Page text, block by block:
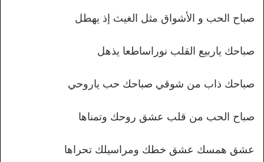
صباح الحب و الأشواق مثل الغيث إذ يهطل
صباحك ياربيع القلب نوراساطعا يذهل
صباحك ذاب من شوقي صباحك حب ياروحي
صباح الحب من قلب عشق روحك وتمناها
عشق همسك عشق خطك ومراسيلك تحراها